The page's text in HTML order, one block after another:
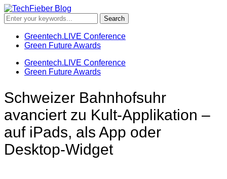
Greentech.LIVE Conference
Green Future Awards
Greentech.LIVE Conference
Green Future Awards
Schweizer Bahnhofsuhr
avanciert zu Kult-Applikation –
auf iPads, als App oder
Desktop-Widget